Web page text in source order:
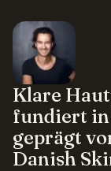
Klare
fundiert in
geprägt
Danish